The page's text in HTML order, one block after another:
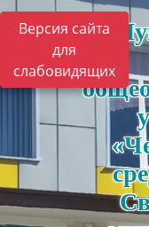
Версия сайта
для
слабовидящих